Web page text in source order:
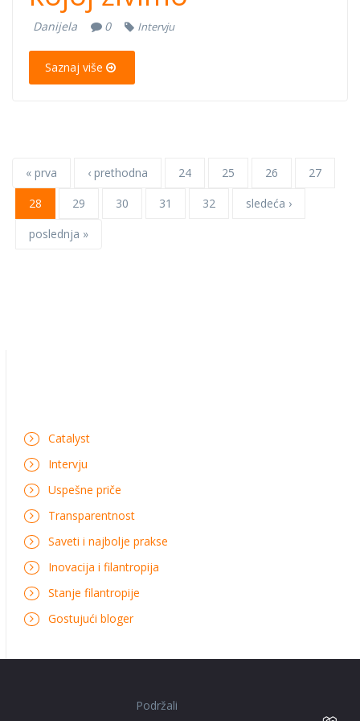
Danijela 0 Intervju
Saznaj više
« prva ‹ prethodna 24 25 26
27
28
29 30 31 32
sledeća ›
poslednja »
Catalyst
Intervju
Uspešne priče
Transparentnost
Saveti i najbolje prakse
Inovacija i filantropija
Stanje filantropije
Gostujući bloger
Podržali